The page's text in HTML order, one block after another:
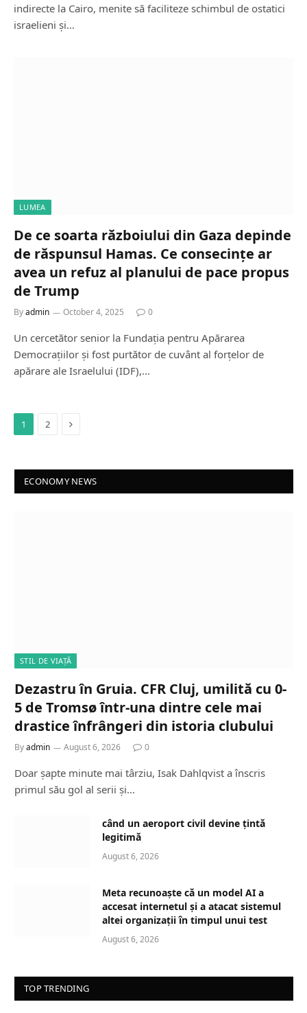
indirecte la Cairo, menite să faciliteze schimbul de ostatici
israelieni și…
LUMEA
De ce soarta războiului din Gaza depinde
de răspunsul Hamas. Ce consecințe ar
avea un refuz al planului de pace propus
de Trump
Byadmin October 4, 2025 0
Un cercetător senior la Fundația pentru Apărarea
Democrațiilor și fost purtător de cuvânt al forțelor de
apărare ale Israelului (IDF),…
1 2 Next
ECONOMY NEWS
STIL DE VIAȚĂ
Dezastru în Gruia. CFR Cluj, umilită cu 0-
5 de Tromsø într-una dintre cele mai
drastice înfrângeri din istoria clubului
Byadmin August 6, 2026 0
Doar șapte minute mai târziu, Isak Dahlqvist a înscris
primul său gol al serii și…
când un aeroport civil devine țintă
legitimă
August 6, 2026
Meta recunoaște că un model AI a
accesat internetul și a atacat sistemul
altei organizații în timpul unui test
August 6, 2026
TOP TRENDING